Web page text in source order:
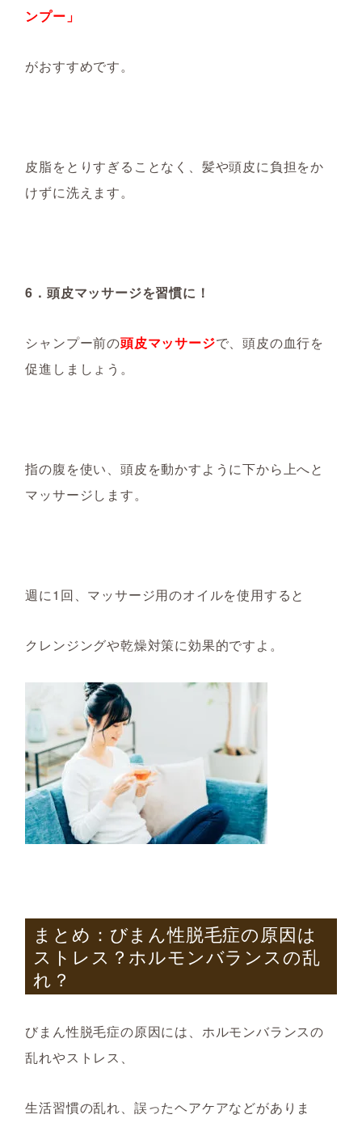
ンプー」
がおすすめです。
皮脂をとりすぎることなく、髪や頭皮に負担をか
けずに洗えます。
6．頭皮マッサージを習慣に！
シャンプー前の頭皮マッサージで、頭皮の血行を
促進しましょう。
指の腹を使い、頭皮を動かすように下から上へと
マッサージします。
週に1回、マッサージ用のオイルを使用すると
クレンジングや乾燥対策に効果的ですよ。
まとめ：びまん性脱毛症の原因は
ストレス？ホルモンバランスの乱
れ？
びまん性脱毛症の原因には、ホルモンバランスの
乱れやストレス 、
生活習慣の乱れ、誤ったヘアケアなどがありま